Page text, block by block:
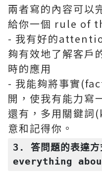
兩者寫的內容可以
給你一個 rule of
- 我有好的
夠有效地了解客戶
時的應用
- 我能夠將事實
開，使我有能力寫
還有，多用關鍵
意和記得你。
3. 答問題的表達方
everything